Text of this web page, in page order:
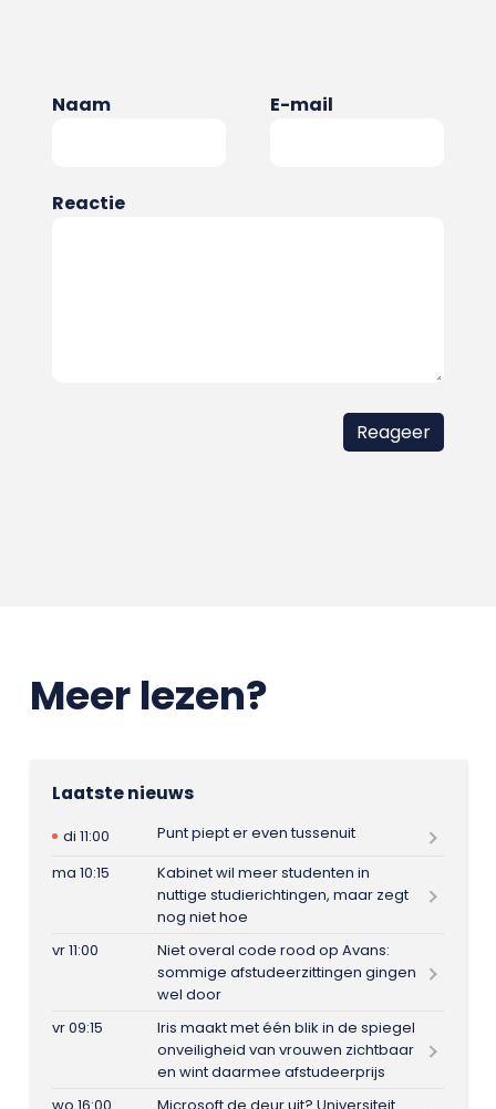
Naam E-mail
Reactie
Meer lezen?
Laatste nieuws
di 11:00
Punt piept er even tussenuit
ma 10:15
Kabinet wil meer studenten in
nuttige studierichtingen, maar zegt
nog niet hoe
vr 11:00
Niet overal code rood op Avans:
sommige afstudeerzittingen gingen
wel door
vr 09:15
Iris maakt met één blik in de spiegel
onveiligheid van vrouwen zichtbaar
en wint daarmee afstudeerprijs
wo 16:00
Microsoft de deur uit? Universiteit